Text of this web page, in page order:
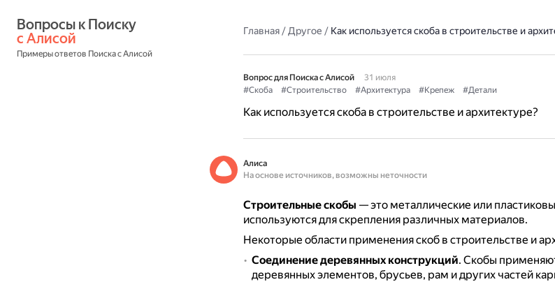
с Алисой
Примеры ответов Поиска с Алисой
Главная/Другое / Как используется скоба в строительстве и
Вопрос для Поиска с Алисой
31 июля
#Скоба
#Строительство #Архитектура #Крепеж #Детали
Как используется скоба в строительстве и архитектуре?
Алиса
На основе источников, возможны неточности
Строительные скобы — это металлические или
используются для скрепления различных материалов.
Некоторые области применения скоб в строительстве и
Соединение деревянных конструкций. Скобы
деревянных элементов, брусьев, рам и других частей